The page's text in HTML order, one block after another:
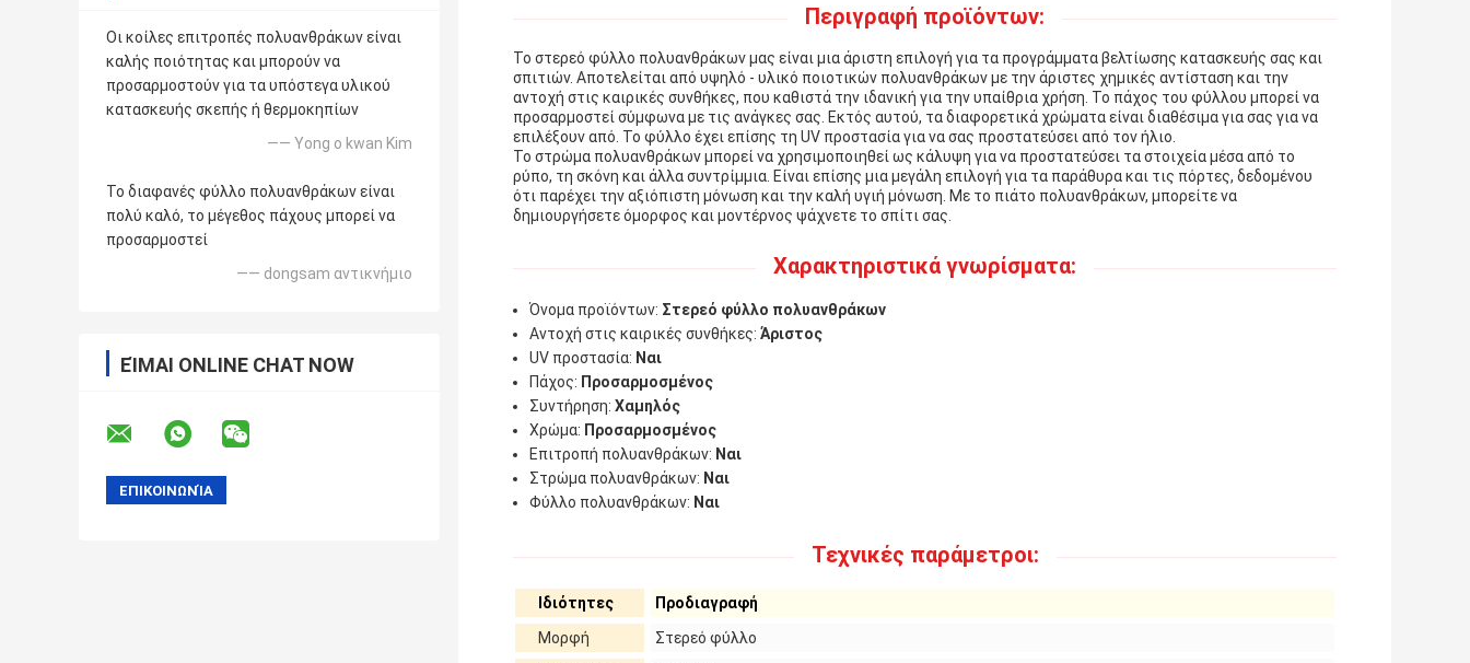
Οι κοίλες επιτροπές πολυανθράκων είναι
καλής ποιότητας και μπορούν να
προσαρμοστούν για τα υπόστεγα υλικού
κατασκευής σκεπής ή θερμοκηπίων
—— Yong ο kwan Kim
Το διαφανές φύλλο πολυανθράκων είναι
πολύ καλό, το μέγεθος πάχους μπορεί να
προσαρμοστεί
—— dongsam αντικνήμιο
ΕΊΜΑΙ ONLINE CHAT NOW
Περιγραφή προϊόντων:
Το στερεό φύλλο πολυανθράκων μας είναι μια άριστη επιλογή για τα προγράμματα βελτίωσης κατασκευής σας και
σπιτιών. Αποτελείται από υψηλό - υλικό ποιοτικών πολυανθράκων με την άριστες χημικές αντίσταση και την
αντοχή στις καιρικές συνθήκες, που καθιστά την ιδανική για την υπαίθρια χρήση. Το πάχος του φύλλου μπορεί να
προσαρμοστεί σύμφωνα με τις ανάγκες σας. Εκτός αυτού, τα διαφορετικά χρώματα είναι διαθέσιμα για σας για να
επιλέξουν από. Το φύλλο έχει επίσης τη UV προστασία για να σας προστατεύσει από τον ήλιο.
Το στρώμα πολυανθράκων μπορεί να χρησιμοποιηθεί ως κάλυψη για να προστατεύσει τα στοιχεία μέσα από το
ρύπο, τη σκόνη και άλλα συντρίμμια. Είναι επίσης μια μεγάλη επιλογή για τα παράθυρα και τις πόρτες, δεδομένου
ότι παρέχει την αξιόπιστη μόνωση και την καλή υγιή μόνωση. Με το πιάτο πολυανθράκων, μπορείτε να
δημιουργήσετε όμορφος και μοντέρνος ψάχνετε το σπίτι σας.
Χαρακτηριστικά γνωρίσματα:
Όνομα προϊόντων: Στερεό φύλλο πολυανθράκων
Αντοχή στις καιρικές συνθήκες: Άριστος
UV προστασία: Ναι
Πάχος: Προσαρμοσμένος
Συντήρηση: Χαμηλός
Χρώμα: Προσαρμοσμένος
Επιτροπή πολυανθράκων: Ναι
Στρώμα πολυανθράκων: Ναι
Φύλλο πολυανθράκων: Ναι
Τεχνικές παράμετροι:
Ιδιότητες
Προδιαγραφή
Μορφή
Στερεό φύλλο